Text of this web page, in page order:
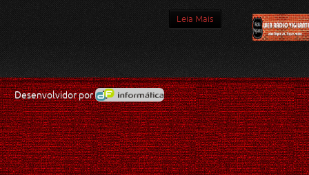
Leia Mais
Desenvolvidor por